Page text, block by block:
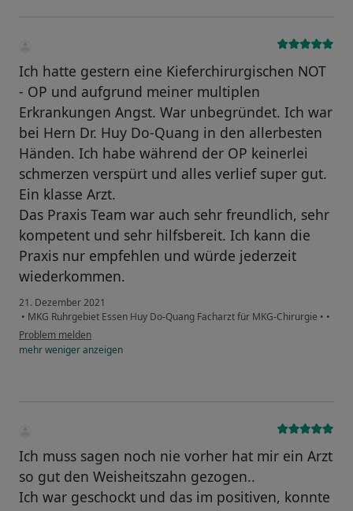
Ich hatte gestern eine Kieferchirurgischen NOT
- OP und aufgrund meiner multiplen
Erkrankungen Angst. War unbegründet. Ich war
bei Hern Dr. Huy Do-Quang in den allerbesten
Händen. Ich habe während der OP keinerlei
schmerzen verspürt und alles verlief super gut.
Ein klasse Arzt.
Das Praxis Team war auch sehr freundlich, sehr
kompetent und sehr hilfsbereit. Ich kann die
Praxis nur empfehlen und würde jederzeit
wiederkommen.
21. Dezember 2021
• MKG Ruhrgebiet Essen Huy Do-Quang Facharzt für MKG-Chirurgie • •
Problem melden
mehrwenigeranzeigen
Ich muss sagen noch nie vorher hat mir ein Arzt
so gut den Weisheitszahn gezogen..
Ich war geschockt und das im positiven, konnte